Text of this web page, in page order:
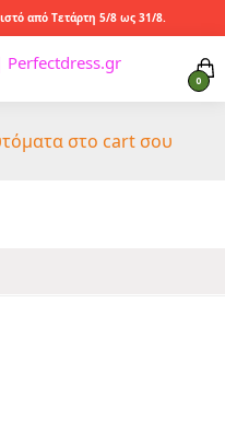
από Τετάρτη 5/8 ως 31/8.
0
στο cart σου